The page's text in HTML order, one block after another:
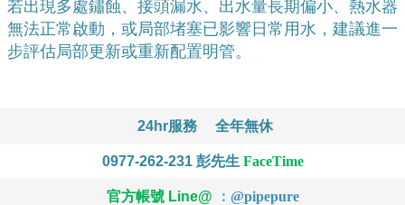
若出現多處鏽蝕、接頭漏水、出水量長期偏小、熱水器
無法正常啟動，或局部堵塞已影響日常用水，建議進一
步評估局部更新或重新配置明管。
24hr服務 全年無休
0977-262-231 彭先生 FaceTime
官方帳號 Line@ ： @pipepure